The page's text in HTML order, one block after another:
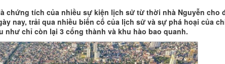
chứng tích của nhiều sự kiện lịch sử từ thời nhà Nguyễn cho
nay, trải qua nhiều biến cố của lịch sử và sự phá hoại của
như chỉ còn lại 3 cổng thành và khu hào bao quanh.